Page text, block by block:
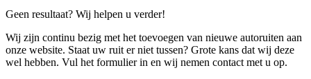
Geen resultaat? Wij helpen u verder!
Wij zijn continu bezig met het toevoegen van nieuwe autoruiten aan
onze website. Staat uw ruit er niet tussen? Grote kans dat wij deze
wel hebben. Vul het formulier in en wij nemen contact met u op.